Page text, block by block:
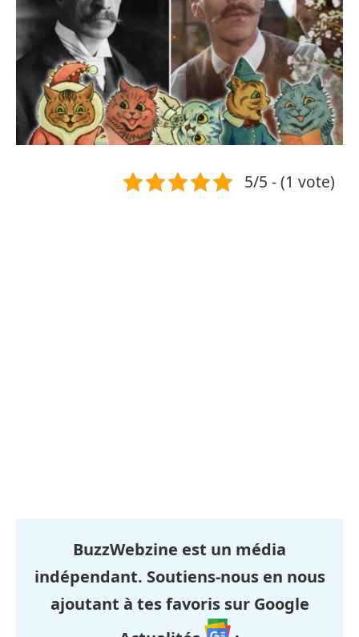
5/5 - (1 vote)
BuzzWebzine est un média
indépendant. Soutiens-nous en nous
ajoutant à tes favoris sur Google